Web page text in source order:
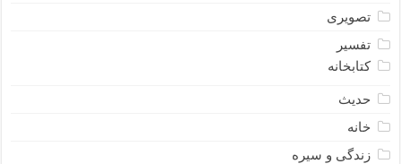
تصویری
تفسیر
کتابخانه
حدیث
خانه
زندگی و سیره